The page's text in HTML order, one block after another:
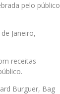
pelo público
Janeiro,
receitas
Burguer, Bag